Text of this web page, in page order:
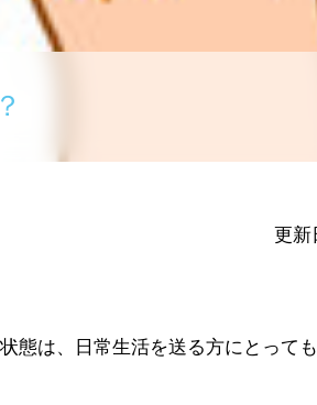
更新
態は、日常生活を送る方にとって